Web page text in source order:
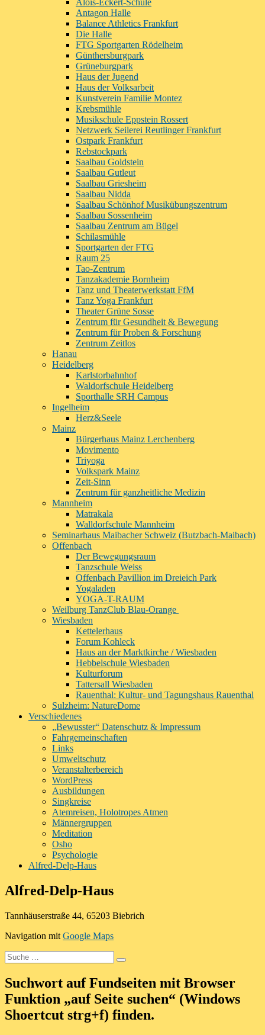
Alois-Eckert-Schule
Antagon Halle
Balance Athletics Frankfurt
Die Halle
FTG Sportgarten Rödelheim
Günthersburgpark
Grüneburgpark
Haus der Jugend
Haus der Volksarbeit
Kunstverein Familie Montez
Krebsmühle
Musikschule Eppstein Rossert
Netzwerk Seilerei Reutlinger Frankfurt
Ostpark Frankfurt
Rebstockpark
Saalbau Goldstein
Saalbau Gutleut
Saalbau Griesheim
Saalbau Nidda
Saalbau Schönhof Musikübungszentrum
Saalbau Sossenheim
Saalbau Zentrum am Bügel
Schilasmühle
Sportgarten der FTG
Raum 25
Tao-Zentrum
Tanzakademie Bornheim
Tanz und Theaterwerkstatt FfM
Tanz Yoga Frankfurt
Theater Grüne Sosse
Zentrum für Gesundheit & Bewegung
Zentrum für Proben & Forschung
Zentrum Zeitlos
Hanau
Heidelberg
Karlstorbahnhof
Waldorfschule Heidelberg
Sporthalle SRH Campus
Ingelheim
Herz&Seele
Mainz
Bürgerhaus Mainz Lerchenberg
Movimento
Triyoga
Volkspark Mainz
Zeit-Sinn
Zentrum für ganzheitliche Medizin
Mannheim
Matrakala
Walldorfschule Mannheim
Seminarhaus Maibacher Schweiz (Butzbach-Maibach)
Offenbach
Der Bewegungsraum
Tanzschule Weiss
Offenbach Pavillion im Dreieich Park
Yogaladen
YOGA-T-RAUM
Weilburg TanzClub Blau-Orange
Wiesbaden
Kettelerhaus
Forum Kohleck
Haus an der Marktkirche / Wiesbaden
Hebbelschule Wiesbaden
Kulturforum
Tattersall Wiesbaden
Rauenthal: Kultur- und Tagungshaus Rauenthal
Sulzheim: NatureDome
Verschiedenes
„Bewusster“ Datenschutz & Impressum
Fahrgemeinschaften
Links
Umweltschutz
Veranstalterbereich
WordPress
Ausbildungen
Singkreise
Atemreisen, Holotropes Atmen
Männergruppen
Meditation
Osho
Psychologie
Alfred-Delp-Haus
Alfred-Delp-Haus
Tannhäuserstraße 44, 65203 Biebrich
Navigation mit Google Maps
Suche
nach:
Suchen
Suchwort auf Fundseiten mit Browser
Funktion „auf Seite suchen“ (Windows
Shoertcut strg+f) finden.